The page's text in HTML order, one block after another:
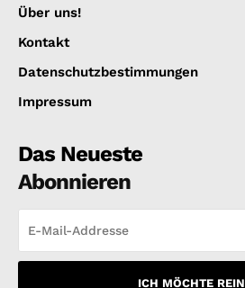
Über uns!
Kontakt
Datenschutzbestimmungen
Impressum
Das Neueste
Abonnieren
ICH MÖCHTE REIN